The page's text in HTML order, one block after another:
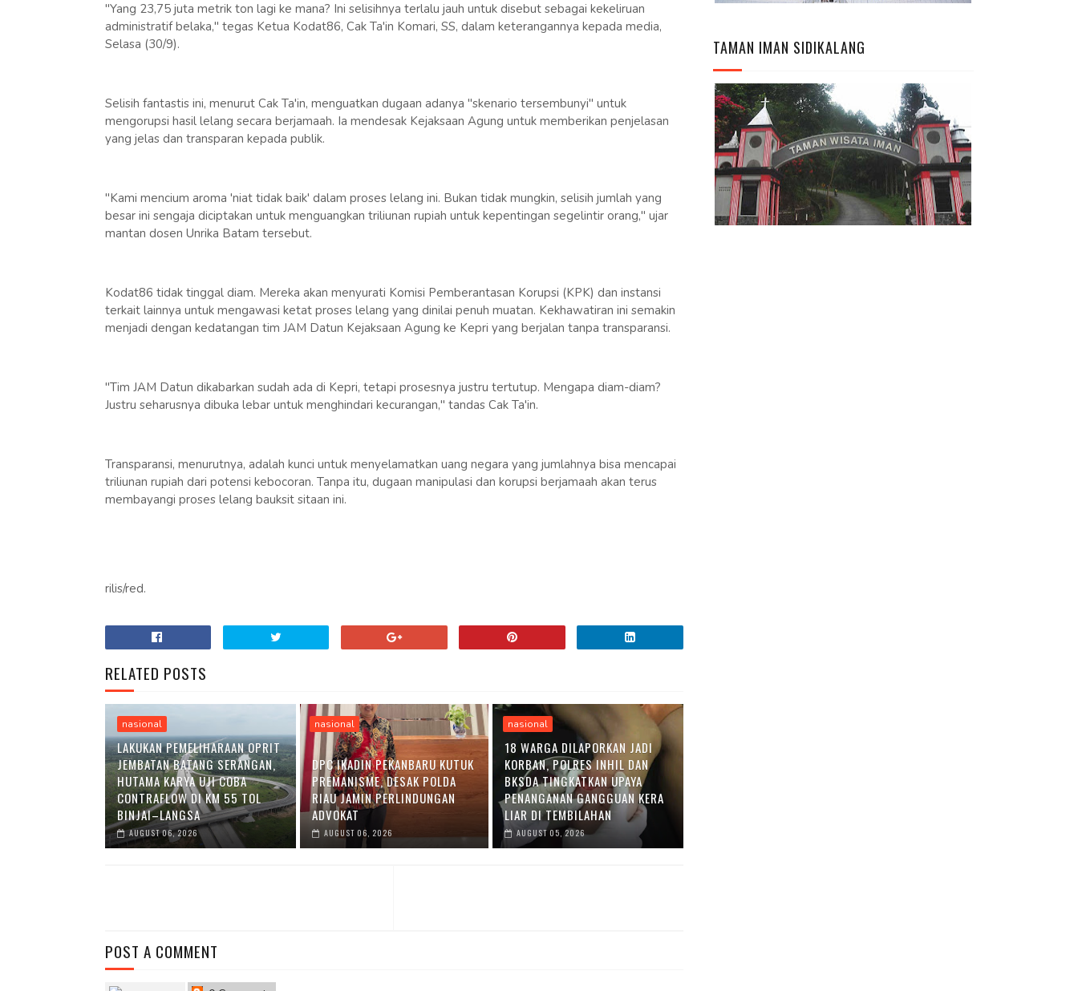
"Yang 23,75 juta metrik ton lagi ke mana? Ini selisihnya terlalu jauh untuk disebut sebagai kekeliruan
administratif belaka," tegas Ketua Kodat86, Cak Ta'in Komari, SS, dalam keterangannya kepada media,
Selasa (30/9).
Selisih fantastis ini, menurut Cak Ta'in, menguatkan dugaan adanya "skenario tersembunyi" untuk
mengorupsi hasil lelang secara berjamaah. Ia mendesak Kejaksaan Agung untuk memberikan penjelasan
yang jelas dan transparan kepada publik.
"Kami mencium aroma 'niat tidak baik' dalam proses lelang ini. Bukan tidak mungkin, selisih jumlah yang
besar ini sengaja diciptakan untuk menguangkan triliunan rupiah untuk kepentingan segelintir orang," ujar
mantan dosen Unrika Batam tersebut.
Kodat86 tidak tinggal diam. Mereka akan menyurati Komisi Pemberantasan Korupsi (KPK) dan instansi
terkait lainnya untuk mengawasi ketat proses lelang yang dinilai penuh muatan. Kekhawatiran ini semakin
menjadi dengan kedatangan tim JAM Datun Kejaksaan Agung ke Kepri yang berjalan tanpa transparansi.
"Tim JAM Datun dikabarkan sudah ada di Kepri, tetapi prosesnya justru tertutup. Mengapa diam-diam?
Justru seharusnya dibuka lebar untuk menghindari kecurangan," tandas Cak Ta'in.
Transparansi, menurutnya, adalah kunci untuk menyelamatkan uang negara yang jumlahnya bisa mencapai
triliunan rupiah dari potensi kebocoran. Tanpa itu, dugaan manipulasi dan korupsi berjamaah akan terus
membayangi proses lelang bauksit sitaan ini.
rilis/red.
RELATED POSTS
nasional
LAKUKAN PEMELIHARAAN OPRIT
JEMBATAN BATANG SERANGAN,
HUTAMA KARYA UJI COBA
CONTRAFLOW DI KM 55 TOL
BINJAI–LANGSA
AUGUST 06, 2026
nasional
DPC IKADIN PEKANBARU KUTUK
PREMANISME, DESAK POLDA
RIAU JAMIN PERLINDUNGAN
ADVOKAT
AUGUST 06, 2026
nasional
18 WARGA DILAPORKAN JADI
KORBAN, POLRES INHIL DAN
BKSDA TINGKATKAN UPAYA
PENANGANAN GANGGUAN KERA
LIAR DI TEMBILAHAN
AUGUST 05, 2026
POST A COMMENT
TAMAN IMAN SIDIKALANG